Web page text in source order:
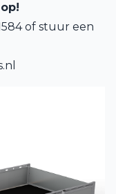
of stuur een